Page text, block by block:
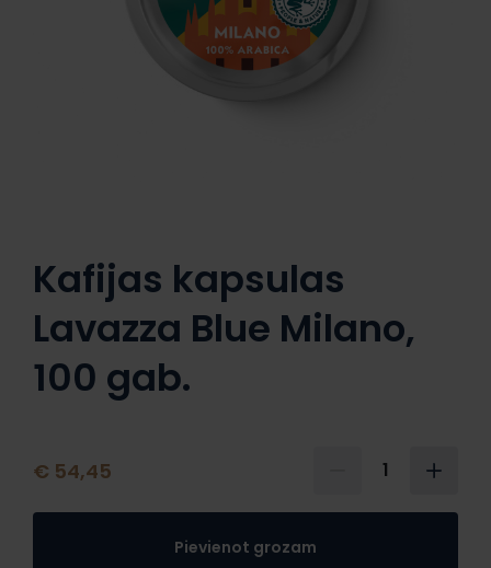
Kafijas kapsulas
Lavazza Blue Milano,
100 gab.
€ 54,45 1
Pievienot grozam